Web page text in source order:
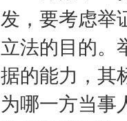
发，要考虑举
立法的目的。
据的能力，其
为哪一方当事